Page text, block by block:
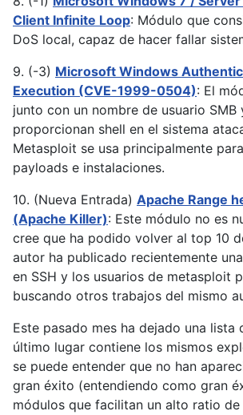
Client Infinite Loop: Módulo que
DoS local, capaz de hacer fallar
9. (-3) Microsoft Windows
Execution (CVE-1999-0504): El
junto con un nombre de usuario SMB
proporcionan shell en el sistema
Metasploit se usa principalmente
payloads e instalaciones.
10. (Nueva Entrada) Apache Range
(Apache Killer): Este módulo no es
cree que ha podido volver al top 10
autor ha publicado recientemente
en SSH y los usuarios de metasploit
buscando otros trabajos del mismo
Este pasado mes ha dejado una lista
último lugar contiene los mismos
se puede entender que no han
gran éxito (entendiendo como gran
módulos que facilitan un alto ratio de